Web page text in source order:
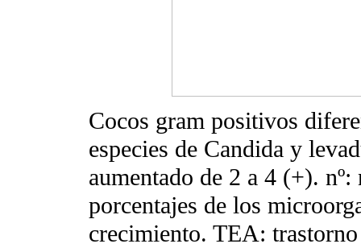
Cocos gram positivos
especies de Candida y
aumentado de 2 a 4 (+).
porcentajes de los
crecimiento. TEA: